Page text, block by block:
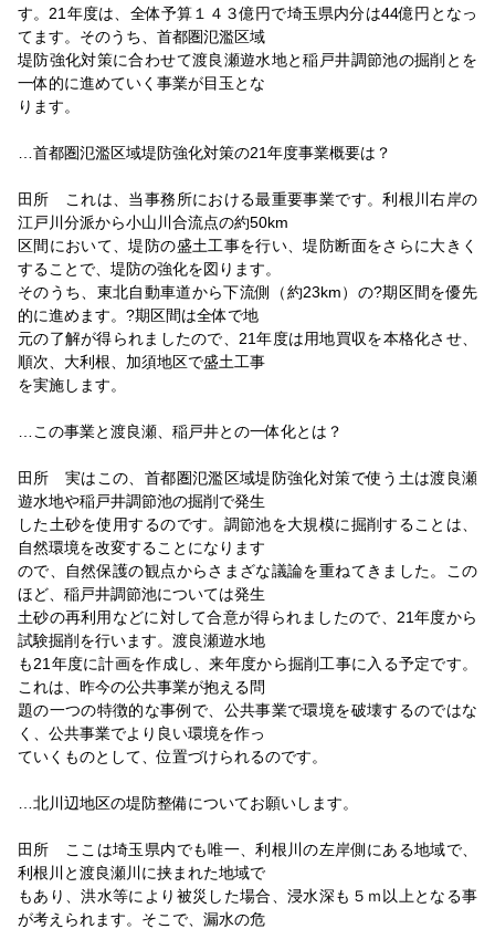
国交省関克己技術審議官インタビュー
2009/01/05
国交省金子一義大臣新春インタビュー
す。21年度は、全体予算１４３億円で埼玉県内分は44億円となっ
てます。そのうち、首都圏氾濫区域
堤防強化対策に合わせて渡良瀬遊水地と稲戸井調節池の掘削とを
一体的に進めていく事業が目玉とな
ります。
…首都圏氾濫区域堤防強化対策の21年度事業概要は？
田所 これは、当事務所における最重要事業です。利根川右岸の
江戸川分派から小山川合流点の約50km
区間において、堤防の盛土工事を行い、堤防断面をさらに大きく
することで、堤防の強化を図ります。
そのうち、東北自動車道から下流側（約23km）の?期区間を優先
的に進めます。?期区間は全体で地
元の了解が得られましたので、21年度は用地買収を本格化させ、
順次、大利根、加須地区で盛土工事
を実施します。
…この事業と渡良瀬、稲戸井との一体化とは？
田所 実はこの、首都圏氾濫区域堤防強化対策で使う土は渡良瀬
遊水地や稲戸井調節池の掘削で発生
した土砂を使用するのです。調節池を大規模に掘削することは、
自然環境を改変することになります
ので、自然保護の観点からさまざな議論を重ねてきました。この
ほど、稲戸井調節池については発生
土砂の再利用などに対して合意が得られましたので、21年度から
試験掘削を行います。渡良瀬遊水地
も21年度に計画を作成し、来年度から掘削工事に入る予定です。
これは、昨今の公共事業が抱える問
題の一つの特徴的な事例で、公共事業で環境を破壊するのではな
く、公共事業でより良い環境を作っ
ていくものとして、位置づけられるのです。
…北川辺地区の堤防整備についてお願いします。
田所 ここは埼玉県内でも唯一、利根川の左岸側にある地域で、
利根川と渡良瀬川に挟まれた地域で
もあり、洪水等により被災した場合、浸水深も５ｍ以上となる事
が考えられます。そこで、漏水の危